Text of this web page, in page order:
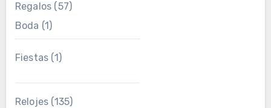
Regalos (57)
Boda (1)
Fiestas (1)
Relojes (135)